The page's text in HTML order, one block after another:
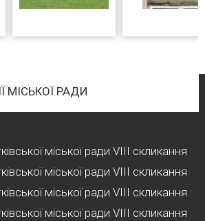
МІСЬКОЇ РАДИ
міської ради VIII скликання
міської ради VIII скликання
міської ради VIII скликання
міської ради VIII скликання